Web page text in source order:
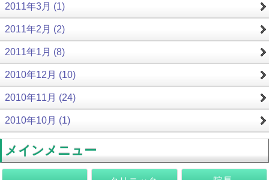
2011年3月 (1)
2011年2月 (2)
2011年1月 (8)
2010年12月 (10)
2010年11月 (24)
2010年10月 (1)
メインメニュー